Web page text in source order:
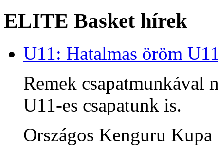
ELITE Basket hírek
U11: Hatalmas öröm
Remek csapatmunkával
U11-es csapatunk is.
Országos Kenguru